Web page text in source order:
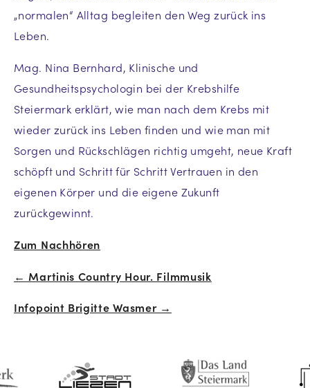
„normalen“ Alltag begleiten den Weg zurück ins
Leben.
Mag. Nina Bernhard, Klinische und
Gesundheitspsychologin bei der Krebshilfe
Steiermark erklärt, wie man nach dem Krebs mit
wieder zurück ins Leben finden und wie man mit
Sorgen und Rückschlägen richtig umgeht, neue Kraft
schöpft und Schritt für Schritt Vertrauen in den
eigenen Körper und die eigene Zukunft
zurückgewinnt.
Zum Nachhören
Beitrags-
Navigation
← Martinis Country Hour. Filmmusik
Infopoint Brigitte Wasmer →